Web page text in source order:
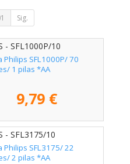
Sig.
- SFL1000P/10
Philips SFL1000P/ 70
1 pilas *AA
9,79 €
- SFL3175/10
Philips SFL3175/ 22
2 pilas *AA